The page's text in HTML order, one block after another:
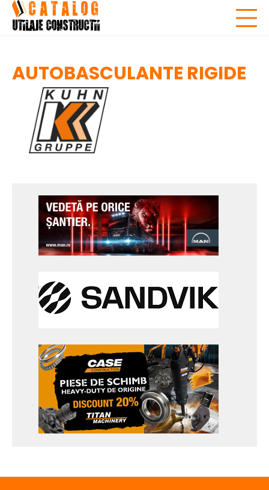
Skip
content
AUTOBASCULANTE RIGIDE